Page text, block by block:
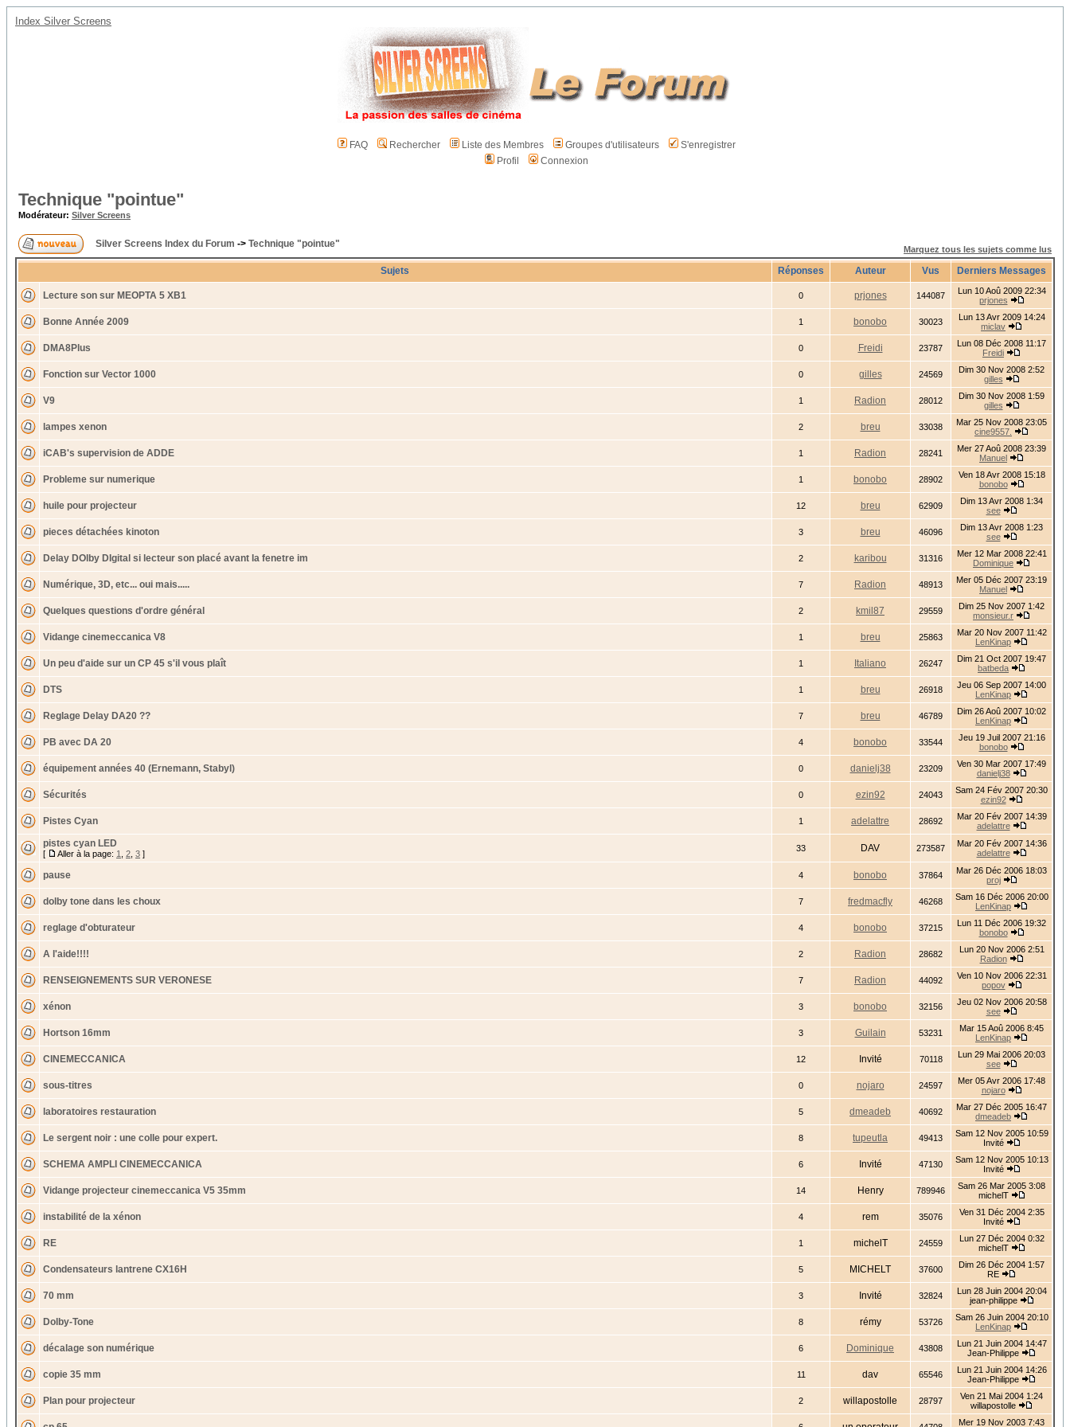
Index Silver Screens
FAQ Rechercher Liste des Membres Groupes d'utilisateurs
S'enregistrer
Profil
Connexion
Technique "pointue"
Modérateur: Silver Screens
Silver Screens Index du Forum -> Technique "pointue" Marquez tous les sujets comme lus
Sujets Réponses Auteur Vus Derniers Messages
Lecture son sur MEOPTA 5 XB1 0 prjones 144087
Lun 10 Aoû 2009 22:34
prjones
Bonne Année 2009 1 bonobo 30023
Lun 13 Avr 2009 14:24
miclav
DMA8Plus 0 Freidi 23787
Lun 08 Déc 2008 11:17
Freidi
Fonction sur Vector 1000 0 gilles 24569
Dim 30 Nov 2008 2:52
gilles
V9 1 Radion 28012
Dim 30 Nov 2008 1:59
gilles
lampes xenon 2 breu 33038
Mar 25 Nov 2008 23:05
cine9557.
iCAB's supervision de ADDE 1 Radion 28241
Mer 27 Aoû 2008 23:39
Manuel
Probleme sur numerique 1 bonobo 28902
Ven 18 Avr 2008 15:18
bonobo
huile pour projecteur 12 breu 62909
Dim 13 Avr 2008 1:34
see
pieces détachées kinoton 3 breu 46096
Dim 13 Avr 2008 1:23
see
Delay DOlby DIgital si lecteur son placé avant la fenetre im 2 karibou 31316
Mer 12 Mar 2008 22:41
Dominique
Numérique, 3D, etc... oui mais..... 7 Radion 48913
Mer 05 Déc 2007 23:19
Manuel
Quelques questions d'ordre général 2 kmil87 29559
Dim 25 Nov 2007 1:42
monsieur.r
Vidange cinemeccanica V8 1 breu 25863
Mar 20 Nov 2007 11:42
LenKinap
Un peu d'aide sur un CP 45 s'il vous plaît 1 Italiano 26247
Dim 21 Oct 2007 19:47
batbeda
DTS 1 breu 26918
Jeu 06 Sep 2007 14:00
LenKinap
Reglage Delay DA20 ?? 7 breu 46789
Dim 26 Aoû 2007 10:02
LenKinap
PB avec DA 20 4 bonobo 33544
Jeu 19 Juil 2007 21:16
bonobo
équipement années 40 (Ernemann, Stabyl) 0 danielj38 23209
Ven 30 Mar 2007 17:49
danielj38
Sécurités 0 ezin92 24043
Sam 24 Fév 2007 20:30
ezin92
Pistes Cyan 1 adelattre 28692
Mar 20 Fév 2007 14:39
adelattre
pistes cyan LED
[ Aller à la page: 1 2 3 ]
33 DAV 273587
Mar 20 Fév 2007 14:36
adelattre
pause 4 bonobo 37864
Mar 26 Déc 2006 18:03
proj
dolby tone dans les choux 7 fredmacfly 46268
Sam 16 Déc 2006 20:00
LenKinap
reglage d'obturateur 4 bonobo 37215
Lun 11 Déc 2006 19:32
bonobo
A l'aide!!!! 2 Radion 28682
Lun 20 Nov 2006 2:51
Radion
RENSEIGNEMENTS SUR VERONESE 7 Radion 44092
Ven 10 Nov 2006 22:31
popov
xénon 3 bonobo 32156
Jeu 02 Nov 2006 20:58
see
Hortson 16mm 3 Guilain 53231
Mar 15 Aoû 2006 8:45
LenKinap
CINEMECCANICA 12 Invité 70118
Lun 29 Mai 2006 20:03
see
sous-titres 0 nojaro 24597
Mer 05 Avr 2006 17:48
nojaro
laboratoires restauration 5 dmeadeb 40692
Mar 27 Déc 2005 16:47
dmeadeb
Le sergent noir : une colle pour expert. 8 tupeutla 49413
Sam 12 Nov 2005 10:59
Invité
SCHEMA AMPLI CINEMECCANICA 6 Invité 47130
Sam 12 Nov 2005 10:13
Invité
Vidange projecteur cinemeccanica V5 35mm 14 Henry 789946
Sam 26 Mar 2005 3:08
michelT
instabilité de la xénon 4 rem 35076
Ven 31 Déc 2004 2:35
Invité
RE 1 michelT 24559
Lun 27 Déc 2004 0:32
michelT
Condensateurs lantrene CX16H 5 MICHELT 37600
Dim 26 Déc 2004 1:57
RE
70 mm 3 Invité 32824
Lun 28 Juin 2004 20:04
jean-philippe
Dolby-Tone 8 rémy 53726
Sam 26 Juin 2004 20:10
LenKinap
décalage son numérique 6 Dominique 43808
Lun 21 Juin 2004 14:47
Jean-Philippe
copie 35 mm 11 dav 65546
Lun 21 Juin 2004 14:26
Jean-Philippe
Plan pour projecteur 2 willapostolle 28797
Ven 21 Mai 2004 1:24
willapostolle
Mer 19 Nov 2003 7:43